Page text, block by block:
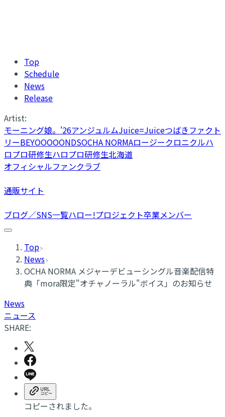
Top
Schedule
News
Release
Artist:
モーニング娘。'26アンジュルムJuice=Juiceつばきファクト
リーBEYOOOOONDSOCHA NORMAロージークロニクルハ
ロプロ研修生ハロプロ研修生北海道
オフィシャルファンクラブ
通販サイト
ブログ／SNS一覧ハロー!プロジェクト卒業メンバー
Top
News
OCHA NORMA メジャーデビューシングル音楽配信特
典「mora限定"オチャノーラル"ボイス」のお知らせ
News
ニュース
SHARE:
コピーされました。